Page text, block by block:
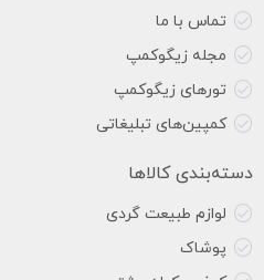
تماس با ما
مجله زیگوکمپ
تورهای زیگوکمپ
کمپین‌های تبلیغاتی
دسته‌بندی کالاها
لوازم طبیعت گردی
پوشاک